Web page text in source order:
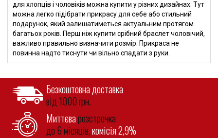
для хлопців і чоловіків можна купити у різних дизайнах. Тут
можна легко підібрати прикрасу для себе або стильний
подарунок, який залишатиметься актуальним протягом
багатьох років. Перш ніж купити срібний браслет чоловічий,
важливо правильно визначити розмір. Прикраса не
повинна надто тиснути чи вільно спадати з руки.
Безкоштовна доставка
від 1000 грн.
Миттєварозстрочка
до 6 місяців,комісія 2,9%